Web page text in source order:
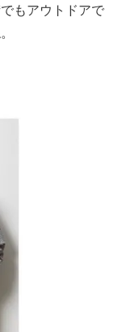
もアウトドアで